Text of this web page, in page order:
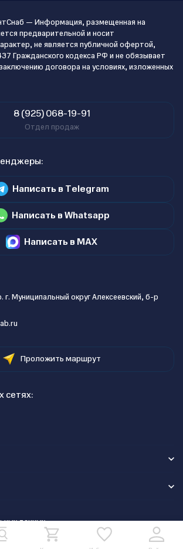
— Информация, размещенная на
предварительной и носит
не является публичной офертой,
Гражданского кодекса РФ и не обязывает
договора на условиях, изложенных
8 (925) 068-19-91
Отдел продаж
Написать в Telegram
Написать в Whatsapp
Написать в MAX
г. Муниципальный округ Алексеевский, б-р
Проложить маршрут
сетях:
данных